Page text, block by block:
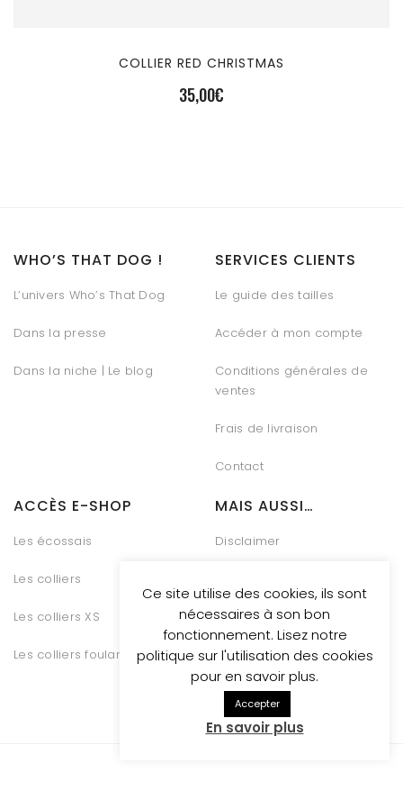
COLLIER RED CHRISTMAS
35,00€
WHO’S THAT DOG !
L’univers Who’s That Dog
Dans la presse
Dans la niche | Le blog
SERVICES CLIENTS
Le guide des tailles
Accéder à mon compte
Conditions générales de
ventes
Frais de livraison
Contact
ACCÈS E-SHOP
Les écossais
Les colliers
Les colliers XS
Les colliers foulards
MAIS AUSSI…
Disclaimer
Gestion des Cookies
Conditions générales de
vente
Ce site utilise des cookies, ils sont
nécessaires à son bon
fonctionnement. Lisez notre
politique sur l'utilisation des cookies
pour en savoir plus.
Accepter
En savoir plus